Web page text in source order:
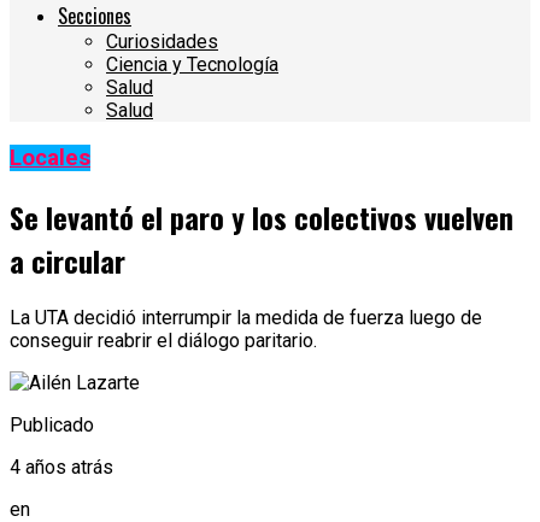
Secciones
Curiosidades
Ciencia y Tecnología
Salud
Salud
Locales
Se levantó el paro y los colectivos vuelven
a circular
La UTA decidió interrumpir la medida de fuerza luego de
conseguir reabrir el diálogo paritario.
Publicado
4 años atrás
en